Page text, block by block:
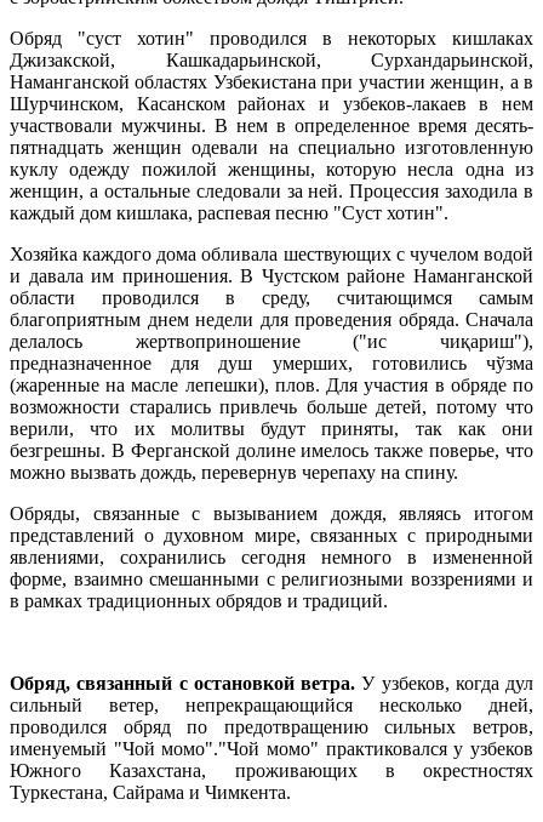
Обряд "суст хотин" проводился в некоторых кишлаках
Джизакской, Кашкадарьинской, Сурхандарьинской,
Наманганской областях Узбекистана при участии женщин, а в
Шурчинском, Касанском районах и узбеков-лакаев в нем
участвовали мужчины. В нем в определенное время десять-
пятнадцать женщин одевали на специально изготовленную
куклу одежду пожилой женщины, которую несла одна из
женщин, а остальные следовали за ней. Процессия заходила в
каждый дом кишлака, распевая песню "Суст хотин".
Хозяйка каждого дома обливала шествующих с чучелом водой
и давала им приношения. В Чустском районе Наманганской
области проводился в среду, считающимся самым
благоприятным днем недели для проведения обряда. Сначала
делалось жертвоприношение ("ис чиқариш"),
предназначенное для душ умерших, готовились чўзма
(жаренные на масле лепешки), плов. Для участия в обряде по
возможности старались привлечь больше детей, потому что
верили, что их молитвы будут приняты, так как они
безгрешны. В Ферганской долине имелось также поверье, что
можно вызвать дождь, перевернув черепаху на спину.
Обряды, связанные с вызыванием дождя, являясь итогом
представлений о духовном мире, связанных с природными
явлениями, сохранились сегодня немного в измененной
форме, взаимно смешанными с религиозными воззрениями и
в рамках традиционных обрядов и традиций.
Обряд, связанный с остановкой ветра. У узбеков, когда дул
сильный ветер, непрекращающийся несколько дней,
проводился обряд по предотвращению сильных ветров,
именуемый "Чой момо"."Чой момо" практиковался у узбеков
Южного Казахстана, проживающих в окрестностях
Туркестана, Сайрама и Чимкента.